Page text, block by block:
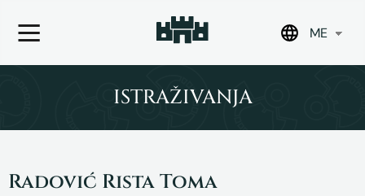
ME
ISTRAŽIVANJA
Radović Rista Toma